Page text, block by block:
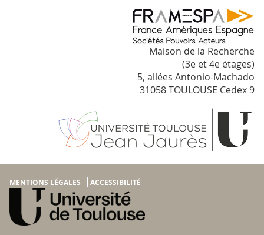
Maison de la Recherche
(3e et 4e étages)
5, allées Antonio-Machado
31058 TOULOUSE Cedex 9
MENTIONS LÉGALES ACCESSIBILITÉ